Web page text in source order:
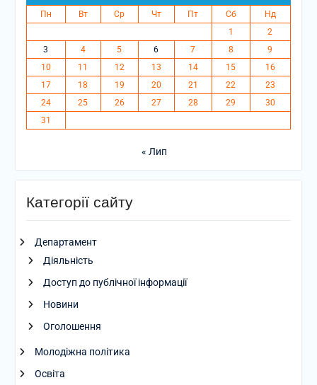
Пн Вт Ср Чт Пт Сб
Нд
1
2
3
4 5 6 7 8
9
10
11 12 13 14 15
16
17
18 19 20 21 22
23
24
25 26 27 28 29
30
31
« Лип
Категорії сайту
Департамент
Діяльність
Доступ до публічної інформації
Новини
Оголошення
Молодіжна політика
Освіта